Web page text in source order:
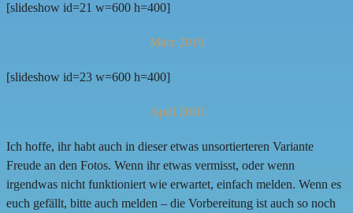
[slideshow id=21 w=600 h=400]
März 2010
[slideshow id=23 w=600 h=400]
April 2010
Ich hoffe, ihr habt auch in dieser etwas unsortierteren Variante
Freude an den Fotos. Wenn ihr etwas vermisst, oder wenn
irgendwas nicht funktioniert wie erwartet, einfach melden. Wenn es
euch gefällt, bitte auch melden – die Vorbereitung ist auch so noch